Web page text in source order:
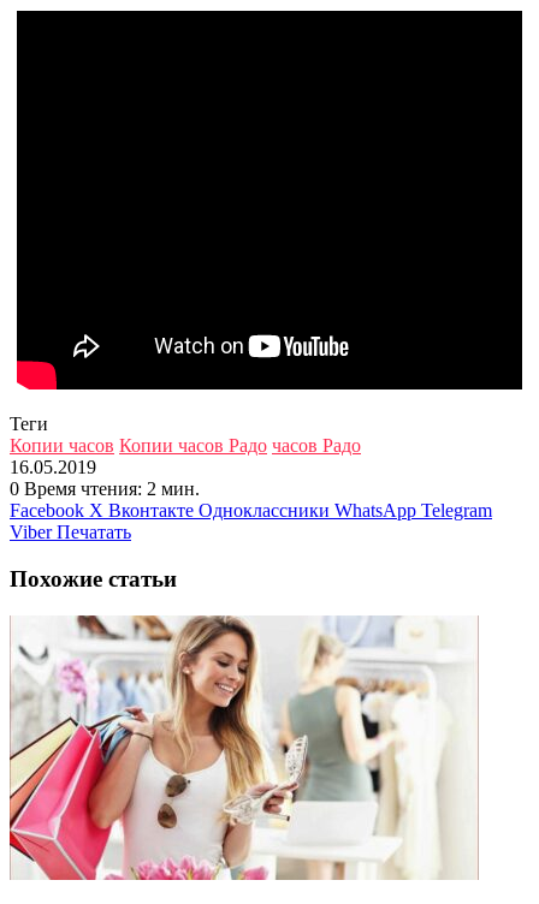
Теги
Копии часов Копии часов Радо часов Радо
16.05.2019
0 Время чтения: 2 мин.
Facebook X Вконтакте Одноклассники WhatsApp Telegram
Viber Печатать
Похожие статьи